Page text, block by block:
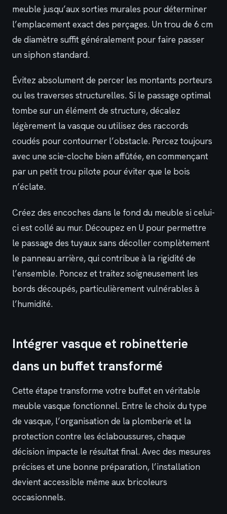
meuble jusqu’aux sorties murales pour déterminer
l’emplacement exact des perçages. Un trou de 6 cm
de diamètre suffit généralement pour faire passer
un siphon standard.
Évitez absolument de percer les montants porteurs
ou les traverses structurelles. Si le passage optimal
tombe sur un élément de structure, décalez
légèrement la vasque ou utilisez des raccords
coudés pour contourner l’obstacle. Percez toujours
avec une scie-cloche bien affûtée, en commençant
par un petit trou pilote pour éviter que le bois
n’éclate.
Créez des encoches dans le fond du meuble si celui-
ci est collé au mur. Découpez en U pour permettre
le passage des tuyaux sans décoller complètement
le panneau arrière, qui contribue à la rigidité de
l’ensemble. Poncez et traitez soigneusement les
bords découpés, particulièrement vulnérables à
l’humidité.
Intégrer vasque et robinetterie
dans un buffet transformé
Cette étape transforme votre buffet en véritable
meuble vasque fonctionnel. Entre le choix du type
de vasque, l’organisation de la plomberie et la
protection contre les éclaboussures, chaque
décision impacte le résultat final. Avec des mesures
précises et une bonne préparation, l’installation
devient accessible même aux bricoleurs
occasionnels.